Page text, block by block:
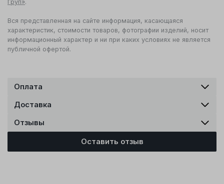
Груп».
Вся представленная на сайте информация, касающаяся
характеристик, стоимости товаров, фотографии изделий, носит
информационный характер и ни при каких условиях не является
публичной офертой.
Оплата
Доставка
Отзывы
Оставить отзыв